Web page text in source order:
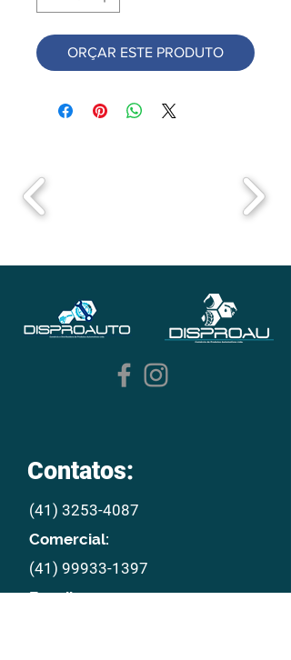
ORÇAR ESTE PRODUTO
Contatos:
(41) 3253-4087
Comercial:
(41) 99933-1397
E mail: